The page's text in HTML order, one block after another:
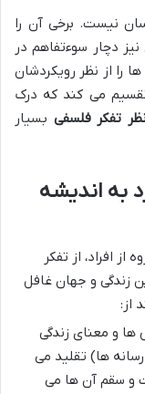
نیست. برخی آن را
دچار سوءتفاهم در
را از نظر رویکردشان
می کند که درک
تفکر فلسفی بسیار
به اندیشه
از افراد، از تفکر
زندگی و جهان غافل
از:
ها و معنای زندگی
رسانه ها) تقلید می
و سقم آن ها می